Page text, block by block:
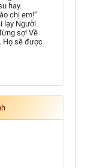
hay.
chị em!”
lạy Người.
sợ! Về
Họ sẽ được